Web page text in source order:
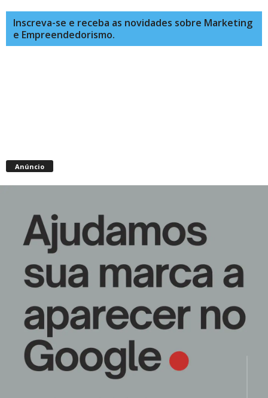
Inscreva-se e receba as novidades sobre Marketing
e Empreendedorismo.
Anúncio